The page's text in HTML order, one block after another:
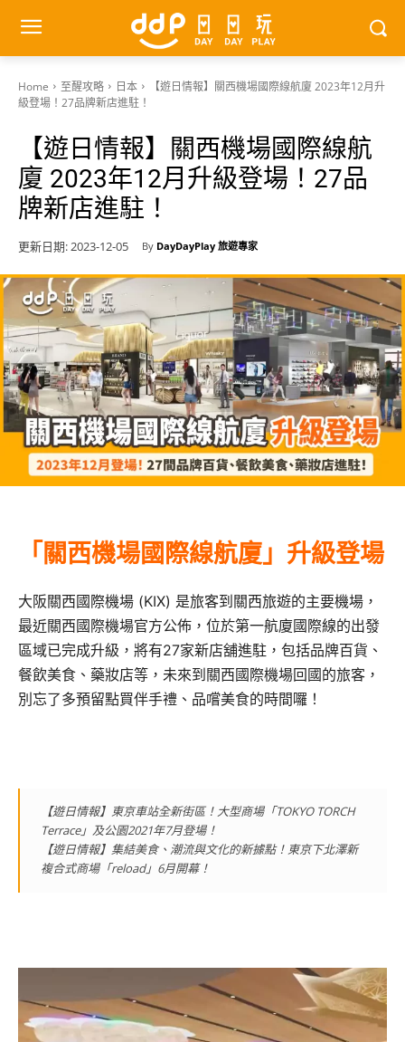
Home 至醒攻略 日本
【遊日情報】關西機場國際線航廈 2023年12月升
級登場！27品牌新店進駐！
【遊日情報】關西機場國際線航
廈 2023年12月升級登場！27品
牌新店進駐！
更新日期:2023-12-05 By DayDayPlay 旅遊專家
「關西機場國際線航廈」升級登場
大阪關西國際機場 (KIX) 是旅客到關西旅遊的主要機場，
最近關西國際機場官方公佈，位於第一航廈國際線的出發
區域已完成升級，將有27家新店舖進駐，包括品牌百貨、
餐飲美食、藥妝店等，未來到關西國際機場回國的旅客，
別忘了多預留點買伴手禮、品嚐美食的時間囉！
【遊日情報】東京車站全新街區！大型商場「TOKYO TORCH
Terrace」及公園2021年7月登場！
【遊日情報】集結美食、潮流與文化的新據點！東京下北澤新
複合式商場「reload」6月開幕！